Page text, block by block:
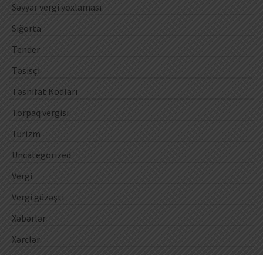
Səyyar vergi yoxlaması
Sığorta
Tender
Təsisçi
Təsnifat Kodları
Torpaq vergisi
Turizm
Uncategorized
Vergi
Vergi güzəşti
Xəbərlər
Xərclər